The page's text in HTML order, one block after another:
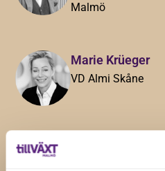
Malmö
Marie Krüeger
VD Almi Skåne